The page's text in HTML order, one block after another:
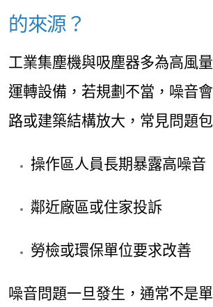
的來源？
工業集塵機與吸塵器多為高風
運轉設備，若規劃不當，噪音
路或建築結構放大，常見問題包
操作區人員長期暴露高噪音
鄰近廠區或住家投訴
勞檢或環保單位要求改善
噪音問題一旦發生，通常不是